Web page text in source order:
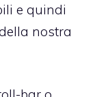
e quindi
nostra